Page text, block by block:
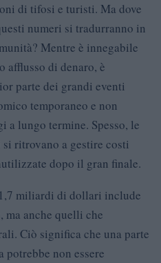
di tifosi e turisti. Ma dove
numeri si tradurranno in
Mentre è innegabile
afflusso di denaro, è
parte dei grandi eventi
temporaneo e non
a lungo termine. Spesso, le
ritrovano a gestire costi
dopo il gran finale.
miliardi di dollari include
anche quelli che
Ciò significa che una parte
non essere